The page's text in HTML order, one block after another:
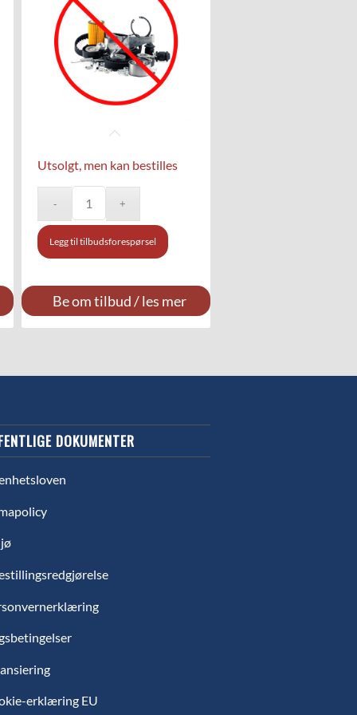
Utsolgt, men kan bestilles
Legg til tilbudsforespørsel
Be om tilbud / les mer
DOKUMENTER
erklæring EU